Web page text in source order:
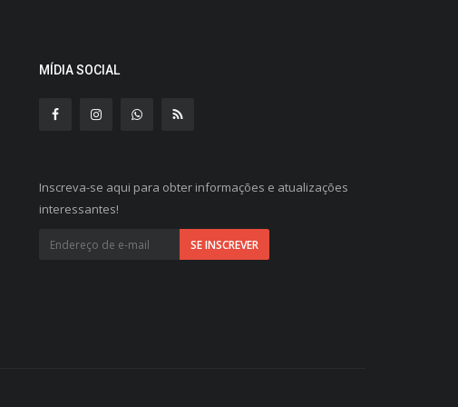
MÍDIA SOCIAL
Inscreva-se aqui para obter informações e atualizações
interessantes!